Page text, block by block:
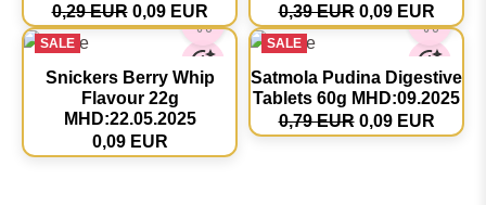
0,29 EUR 0,09 EUR
0,39 EUR 0,09 EUR
SALE
Snickers Berry Whip
Flavour 22g
MHD:22.05.2025
0,09 EUR
SALE
Satmola Pudina Digestive
Tablets 60g MHD:09.2025
0,79 EUR 0,09 EUR